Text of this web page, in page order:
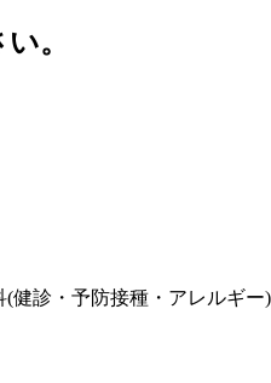
。
診・予防接種・アレルギ